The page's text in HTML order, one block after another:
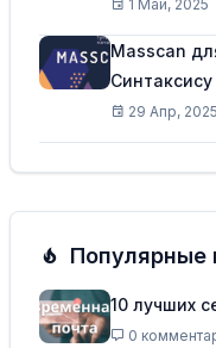
1 Май, 2025
Masscan
29 Апр, 2025
Популярные
10 лучших
0